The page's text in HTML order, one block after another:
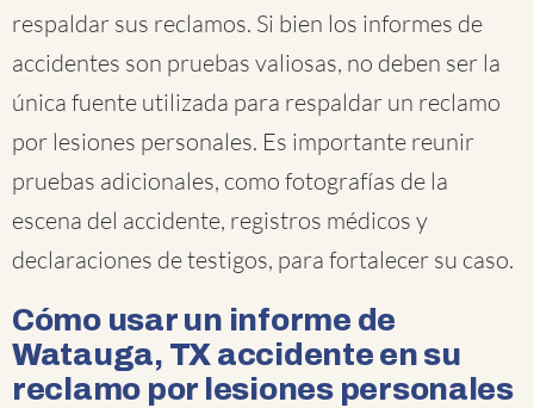
respaldar sus reclamos. Si bien los informes de
accidentes son pruebas valiosas, no deben ser la
única fuente utilizada para respaldar un reclamo
por lesiones personales. Es importante reunir
pruebas adicionales, como fotografías de la
escena del accidente, registros médicos y
declaraciones de testigos, para fortalecer su caso.
Cómo usar un informe de
Watauga, TX accidente en su
reclamo por lesiones personales